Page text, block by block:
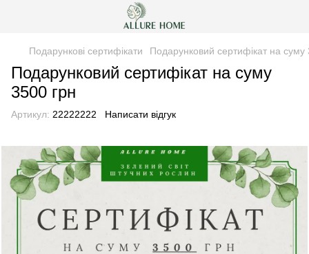
Подарункові сертифікати Подарунковий сертифікат на суму
Подарунковий сертифікат на суму
3500 грн
Артикул: 22222222 Написати відгук